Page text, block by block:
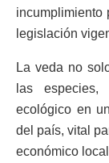
incumplimiento
legislación
La veda no
las
ecológico en
del país, vital
económico